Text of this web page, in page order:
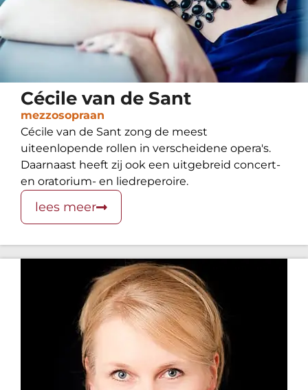
Cécile van de Sant
mezzosopraan
Cécile van de Sant zong de meest
uiteenlopende rollen in verscheidene opera's.
Daarnaast heeft zij ook een uitgebreid concert-
en oratorium- en liedreperoire.
lees meer